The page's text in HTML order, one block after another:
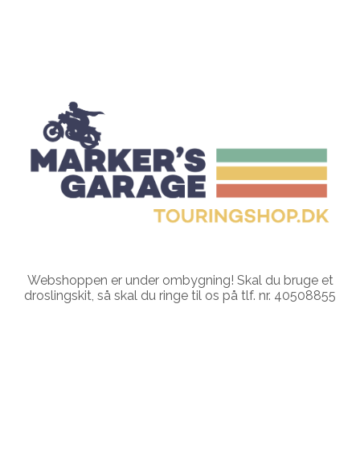
Webshoppen er under ombygning! Skal du bruge et
droslingskit, så skal du ringe til os på tlf. nr. 40508855